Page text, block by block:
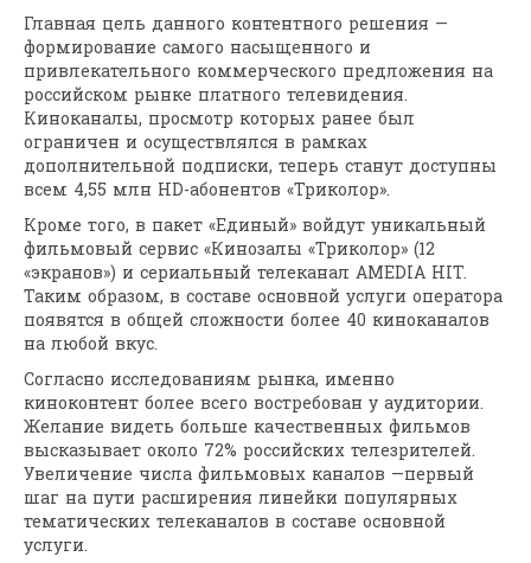
Главная цель данного контентного решения —
формирование самого насыщенного и
привлекательного коммерческого предложения на
российском рынке платного телевидения.
Киноканалы, просмотр которых ранее был
ограничен и осуществлялся в рамках
дополнительной подписки, теперь станут доступны
всем 4,55 млн HD-абонентов «Триколор».
Кроме того, в пакет «Единый» войдут уникальный
фильмовый сервис «Кинозалы «Триколор» (12
«экранов») и сериальный телеканал AMEDIA HIT.
Таким образом, в составе основной услуги оператора
появятся в общей сложности более 40 киноканалов
на любой вкус.
Согласно исследованиям рынка, именно
киноконтент более всего востребован у аудитории.
Желание видеть больше качественных фильмов
высказывает около 72% российских телезрителей.
Увеличение числа фильмовых каналов —первый
шаг на пути расширения линейки популярных
тематических телеканалов в составе основной
услуги.